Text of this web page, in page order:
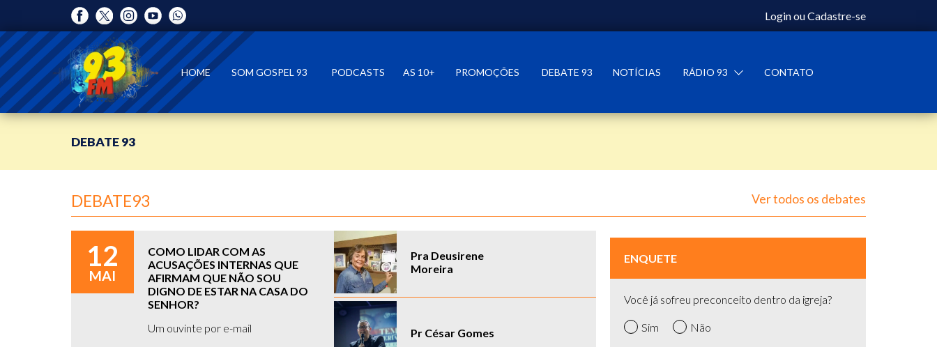
LoginouCadastre-se
HOME SOM GOSPEL 93 PODCASTS AS 10+ PROMOÇÕES DEBATE 93 NOTÍCIAS RÁDIO 93 CONTATO
DEBATE 93
DEBATE93 Ver todos os debates
12
MAI
COMO LIDAR COM AS
ACUSAÇÕES INTERNAS QUE
AFIRMAM QUE NÃO SOU
DIGNO DE ESTAR NA CASA DO
SENHOR?
Um ouvinte por e-mail
Pra Deusirene
Moreira
Pr César Gomes
ENQUETE
Você já sofreu preconceito dentro da igreja?
Sim Não